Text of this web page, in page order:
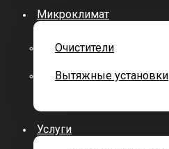
Микроклимат
Очистители
Вытяжные установки
Услуги